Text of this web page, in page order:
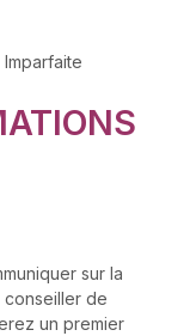
sur la
conseiller de
un premier